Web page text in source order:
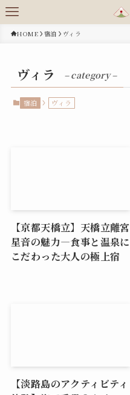
HOME 宿泊 ヴィラ
ヴィラ – category –
宿泊 ヴィラ
【京都天橋立】天橋立離宮
星音の魅力―食事と温泉に
こだわった大人の極上宿
【淡路島のアクティビティ